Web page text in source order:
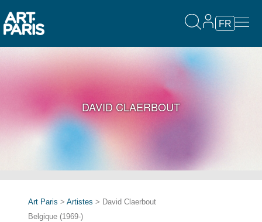
FR
DAVID CLAERBOUT
Art Paris > Artistes > David Claerbout
Belgique (1969-)